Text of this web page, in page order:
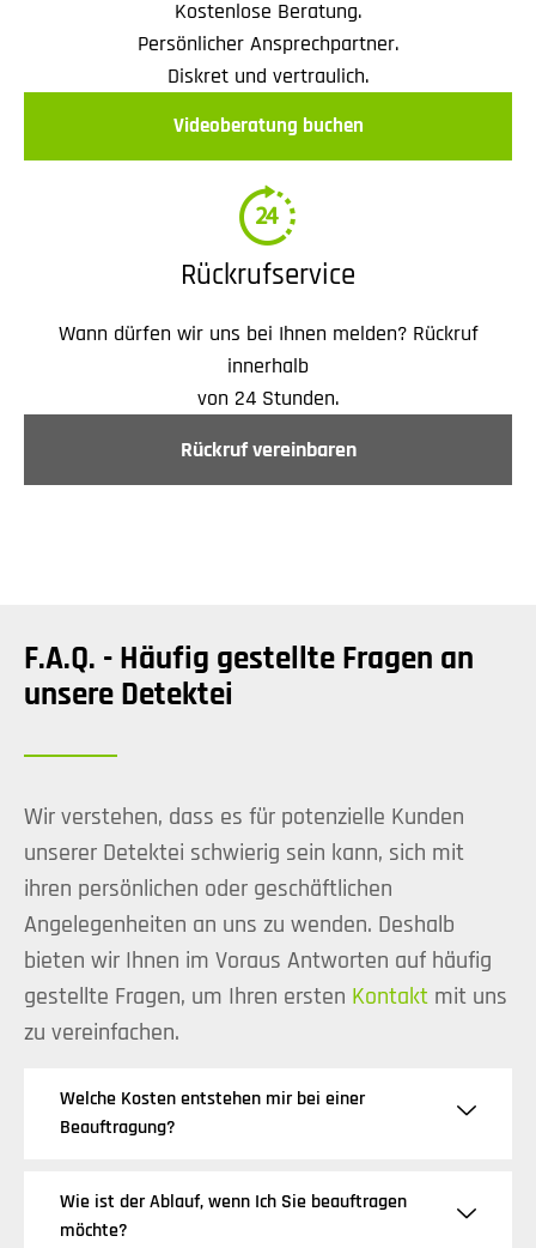
Kostenlose Beratung.
Persönlicher Ansprechpartner.
Diskret und vertraulich.
Videoberatung buchen
Rückrufservice
Wann dürfen wir uns bei Ihnen melden? Rückruf
innerhalb
von 24 Stunden.
Rückruf vereinbaren
F.A.Q. - Häufig gestellte Fragen an
unsere Detektei
Wir verstehen, dass es für potenzielle Kunden
unserer Detektei schwierig sein kann, sich mit
ihren persönlichen oder geschäftlichen
Angelegenheiten an uns zu wenden. Deshalb
bieten wir Ihnen im Voraus Antworten auf häufig
gestellte Fragen, um Ihren ersten Kontakt mit uns
zu vereinfachen.
Welche Kosten entstehen mir bei einer
Beauftragung?
Wie ist der Ablauf, wenn Ich Sie beauftragen
möchte?